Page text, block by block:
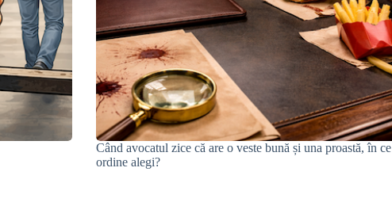
Când avocatul zice că are o veste bună și una proastă, în ce
ordine alegi?